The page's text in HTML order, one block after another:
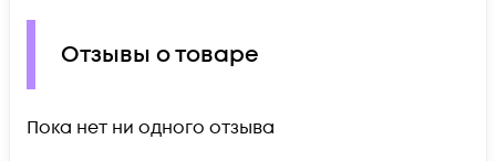
Отзывы о товаре
Пока нет ни одного отзыва